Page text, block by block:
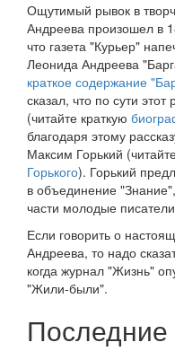
Ощутимый рывок в
Андреева произошел в
что газета "Курьер"
Леонида Андреева
краткое содержание
сказал, что по сути
(читайте краткую
благодаря этому
Максим Горький
Горького). Горький
в объединение
части молодые
Если говорить о
Андреева, то надо
когда журнал "Жизнь"
"Жили-были".
Последние